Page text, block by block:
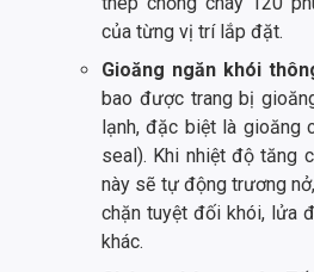
của từng vị trí lắp đặt.
Gioăng ngăn khói
bao được trang bị
lạnh, đặc biệt là gioăng
seal). Khi nhiệt độ tăng
này sẽ tự động trương
chặn tuyệt đối khói, lửa
khác.